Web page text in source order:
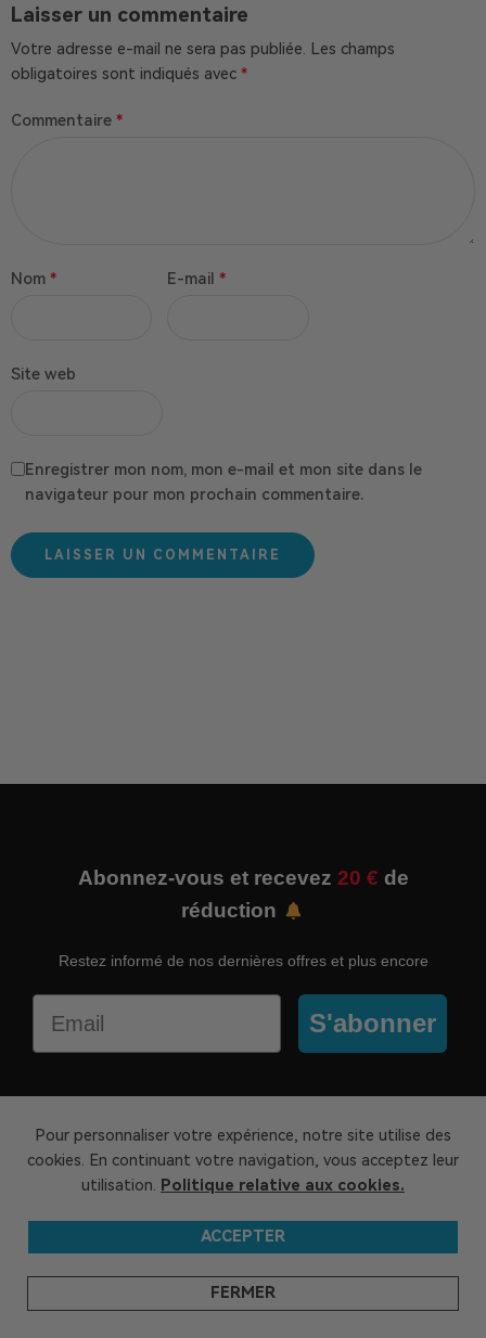
Laisser un commentaire
Votre adresse e-mail ne sera pas publiée. Les champs
obligatoires sont indiqués avec *
Commentaire *
Nom * E-mail *
Site web
Enregistrer mon nom, mon e-mail et mon site dans le
navigateur pour mon prochain commentaire.
Abonnez-vous et recevez 20 € de
réduction
Restez informé de nos dernières offres et plus encore
S'abonner
Leader mondial des mini PC verts.
À PROPOS DE GEKOM
Pour personnaliser votre expérience, notre site utilise des
cookies. En continuant votre navigation, vous acceptez leur
utilisation. Politique relative aux cookies.
ACCEPTER
FERMER